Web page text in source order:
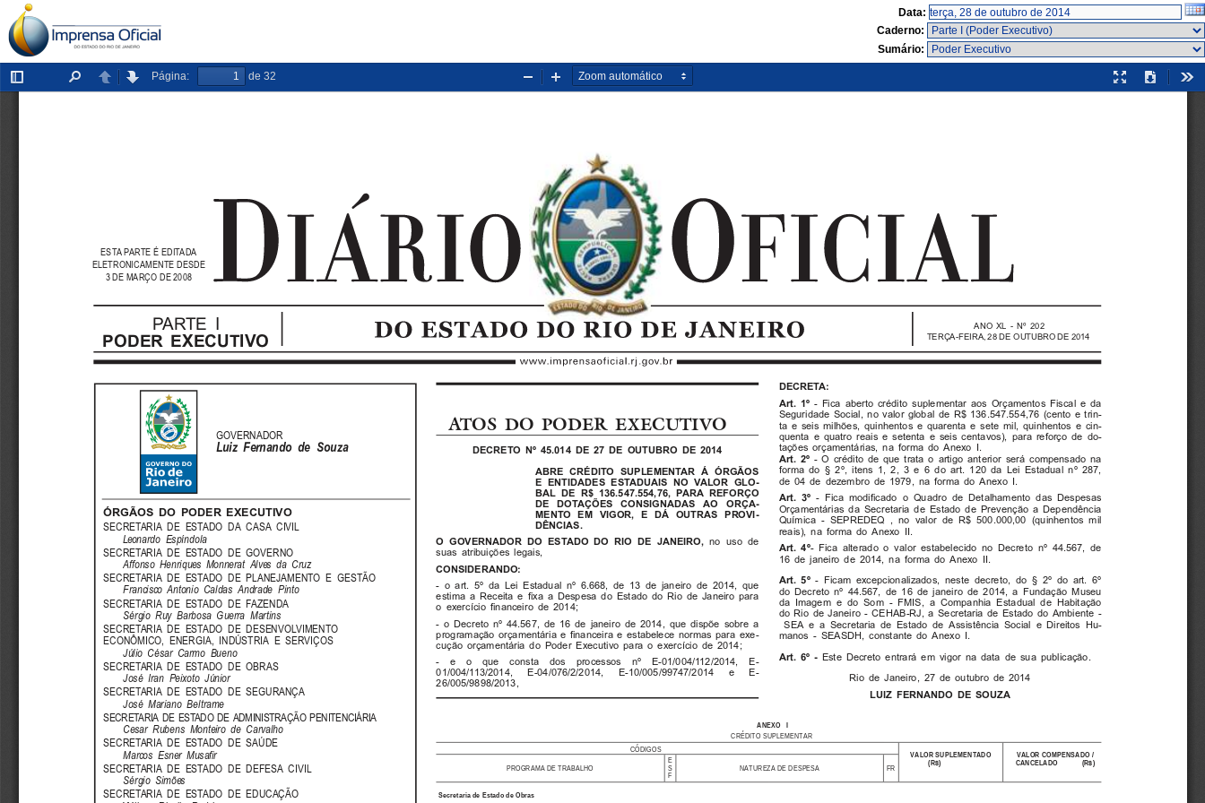
Data:
Caderno:
Sumário:
Exibir/ocultar
painel
LocalizarAnteriorPróxima
Página: de 32
Modo
de
Download
Diminuir
zoom
Aumentar
zoom
ESTA PARTE É EDITADA
ELETRONICAMENTE DESDE
3 DE MARÇO DE 2008
PARTE I
PODER EXECUTIVO
ANO XL - Nº 202
TERÇA-FEIRA, 28 DE OUTUBRO DE 2014
ÓRGÃOS DO PODER EXECUTIVO
SECRETARIA  DE  ESTADO  DA  CASA  CIVIL
Leonardo  Espíndola
SECRETARIA  DE  ESTADO  DE  GOVERNO
Affonso  Henriques  Monnerat  Alves  da  Cruz
SECRETARIA  DE  ESTADO  DE  PLANEJAMENTO  E  GESTÃO
Francisco  Antonio  Caldas  Andrade  Pinto
SECRETARIA  DE  ESTADO  DE  FAZENDA
Sérgio  Ruy  Barbosa  Guerra  Martins
SECRETARIA  DE  ESTADO  DE  DESENVOLVIMENTO
ECONÔMICO,  ENERGIA,  INDÚSTRIA  E  SERVIÇOS
Júlio  César  Carmo  Bueno
SECRETARIA  DE  ESTADO  DE  OBRAS
José  Iran  Peixoto  Júnior
SECRETARIA  DE  ESTADO  DE  SEGURANÇA
José  Mariano  Bel trame
SECRETARIA  DE  ESTADO  DE  ADMINISTRAÇÃO  PENITENCIÁRIA
Cesar  Rubens  Monteiro  de  Carvalho
SECRETARIA  DE  ESTADO  DE  SAÚDE
Marcos  Esner  Musafir
SECRETARIA  DE  ESTADO  DE  DEFESA  CIVIL
Sérgio  Simões
SECRETARIA  DE  ESTADO  DE  EDUCAÇÃO
GOVERNADOR
Luiz  Fernando  de  Souza
ATOS DO PODER EXECUTIVO
DECRETO Nº 45.014 DE 27 DE OUTUBRO DE 2014
ABRE CRÉDITO SUPLEMENTAR Á ÓRGÃOS
E ENTIDADES ESTADUAIS NO VALOR GLO-
BAL DE R$ 136.547.554,76, PARA REFORÇO
DE DOTAÇÕES CONSIGNADAS AO ORÇA-
MENTO EM VIGOR, E DÁ OUTRAS PROVI-
DÊNCIAS.
O GOVERNADOR DO ESTADO DO RIO DE JANEIRO, no uso de
suas atribuições legais,
CONSIDERANDO:
- o art. 5º da Lei Estadual nº 6.668, de 13 de janeiro de 2014, que
estima a Receita e fixa a Despesa do Estado do Rio de Janeiro para
o exercício financeiro de 2014;
- o Decreto nº 44.567, de 16 de janeiro de 2014, que dispõe sobre a
programação orçamentária e financeira e estabelece normas para exe-
cução orçamentária do Poder Executivo para o exercício de 2014;
-  e  o  que  consta  dos  processos  nº  E-01/004/112/2014,  E-
01/004/113/2014,   E-04/076/2/2014,   E-10/005/99747/2014   e   E-
26/005/9898/2013,
DECRETA:
Art. 1º - Fica aberto crédito suplementar aos Orçamentos Fiscal e da
Seguridade Social, no valor global de R$ 136.547.554,76 (cento e trin-
ta e seis milhões, quinhentos e quarenta e sete mil, quinhentos e cin-
quenta e quatro reais e setenta e seis centavos), para reforço de do-
tações orçamentárias, na forma do Anexo I.
Art. 2º - O crédito de que trata o artigo anterior será compensado na
forma do § 2º, itens 1, 2, 3 e 6 do art. 120 da Lei Estadual nº 287,
de 04 de dezembro de 1979, na forma do Anexo I.
Art. 3º - Fica modificado o Quadro de Detalhamento das Despesas
Orçamentárias da Secretaria de Estado de Prevenção a Dependência
Química - SEPREDEQ , no valor de R$ 500.000,00 (quinhentos mil
reais), na forma do Anexo II.
Art. 4º- Fica alterado o valor estabelecido no Decreto nº 44.567, de
16 de janeiro de 2014, na forma do Anexo II.
Art. 5º - Ficam excepcionalizados, neste decreto, do § 2º do art. 6º
do Decreto nº 44.567, de 16 de janeiro de 2014, a Fundação Museu
da Imagem e do Som - FMIS, a Companhia Estadual de Habitação
do Rio de Janeiro - CEHAB-RJ, a Secretaria de Estado do Ambiente -
SEA e a Secretaria de Estado de Assistência Social e Direitos Hu-
manos - SEASDH, constante do Anexo I.
Art. 6º - Este Decreto entrará em vigor na data de sua publicação.
Rio de Janeiro, 27 de outubro de 2014
LUIZ FERNANDO DE SOUZA
I
CRÉDITO SUPLEMENTAR
ANEXO
VALOR SUPLEMENTADO
(R$)
VALOR COMPENSADO /
CANCELADO             (R$)
PROGRAMA DE TRABALHO NATUREZA DE DESPESA FR
CÓDIGOS
E
S
F
Secretaria de Estado de Obras